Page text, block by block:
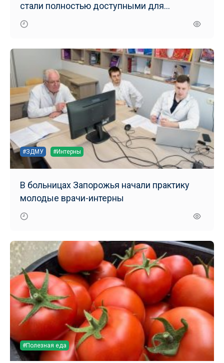
стали полностью доступными для
маломобильных групп населения
#ЗДМУ #Интерны
В больницах Запорожья начали практику
молодые врачи-интерны
#Полезная еда